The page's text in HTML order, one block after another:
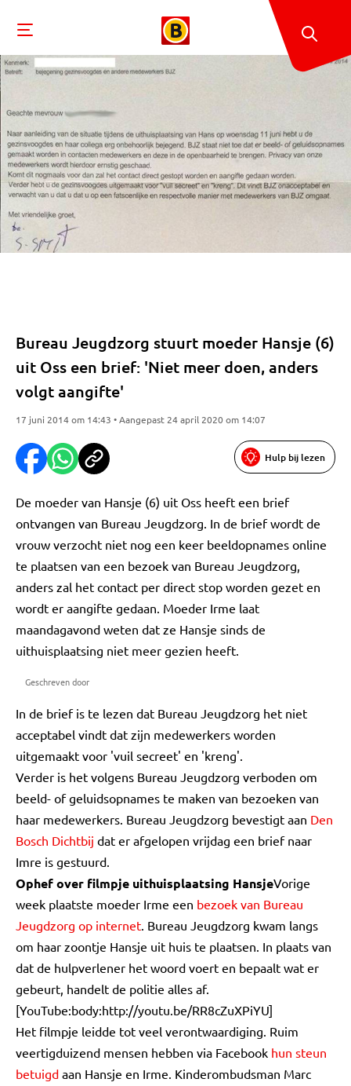
Bureau Jeugdzorg stuurt moeder Hansje (6)
uit Oss een brief: 'Niet meer doen, anders
volgt aangifte'
17 juni 2014 om 14:43 • Aangepast 24 april 2020 om 14:07
Hulp bij lezen
De moeder van Hansje (6) uit Oss heeft een brief
ontvangen van Bureau Jeugdzorg. In de brief wordt de
vrouw verzocht niet nog een keer beeldopnames online
te plaatsen van een bezoek van Bureau Jeugdzorg,
anders zal het contact per direct stop worden gezet en
wordt er aangifte gedaan. Moeder Irme laat
maandagavond weten dat ze Hansje sinds de
uithuisplaatsing niet meer gezien heeft.
Geschreven door
In de brief is te lezen dat Bureau Jeugdzorg het niet
acceptabel vindt dat zijn medewerkers worden
uitgemaakt voor 'vuil secreet' en 'kreng'.
Verder is het volgens Bureau Jeugdzorg verboden om
beeld- of geluidsopnames te maken van bezoeken van
haar medewerkers. Bureau Jeugdzorg bevestigt aan Den
Bosch Dichtbij dat er afgelopen vrijdag een brief naar
Imre is gestuurd.
Ophef over filmpje uithuisplaatsing HansjeVorige
week plaatste moeder Irme een bezoek van Bureau
Jeugdzorg op internet. Bureau Jeugdzorg kwam langs
om haar zoontje Hansje uit huis te plaatsen. In plaats van
dat de hulpverlener het woord voert en bepaalt wat er
gebeurt, handelt de politie alles af.
[YouTube:body:http://youtu.be/RR8cZuXPiYU]
Het filmpje leidde tot veel verontwaardiging. Ruim
veertigduizend mensen hebben via Facebook hun steun
betuigd aan Hansje en Irme. Kinderombudsman Marc